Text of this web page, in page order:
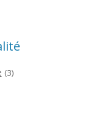
(3)